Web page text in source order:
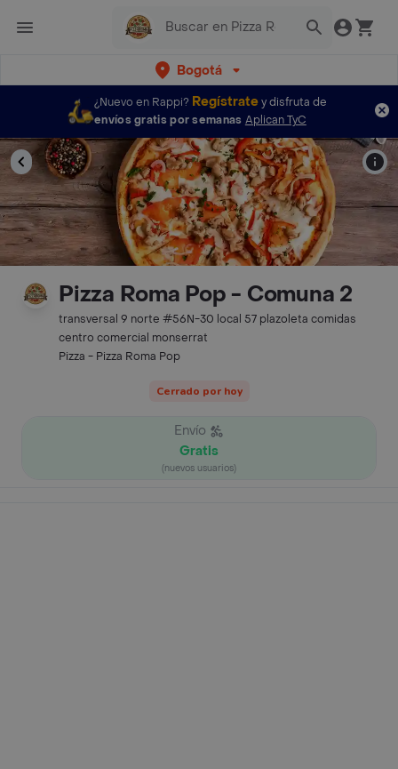
Bogotá
¿Nuevo en Rappi? Regístratey disfruta de
envíos gratis por semanas Aplican TyC
Pizza Roma Pop - Comuna 2
transversal 9 norte #56N-30 local 57 plazoleta comidas
centro comercial monserrat
Pizza - Pizza Roma Pop
Cerrado por hoy
Envío
Gratis
(nuevos usuarios)